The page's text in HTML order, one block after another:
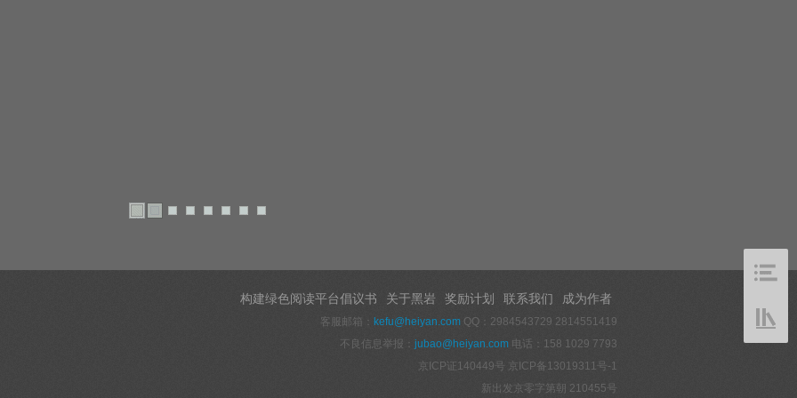
构建绿色阅读平台倡议书 关于黑岩 奖励计划 联系我们 成为作者
客服邮箱： kefu@heiyan.com QQ：2984543729 2814551419
不良信息举报： jubao@heiyan.com 电话：158 1029 7793
京ICP证140449号 京ICP备13019311号-1
新出发京零字第朝 210455号